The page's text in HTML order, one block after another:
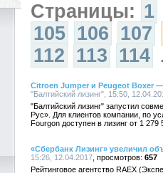
Страницы: 1
105 106 107
112 113 114
Citroen Jumper и Peugeot Boxer
"Балтийский лизинг", 15:50,
"Балтийский лизинг" запустил
Рус». Для клиентов компании, по
Fourgon доступен в лизинг от 1
«Сбербанк Лизинг» увеличил
15:26, 12.04.2017
657
Рейтинговое агентство RAEX